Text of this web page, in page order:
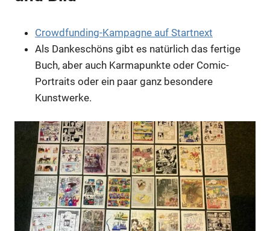
Anzeige
Crowdfunding-Kampagne auf Startnext
Als Dankeschöns gibt es natürlich das fertige
Buch, aber auch Karmapunkte oder Comic-
Portraits oder ein paar ganz besondere
Kunstwerke.